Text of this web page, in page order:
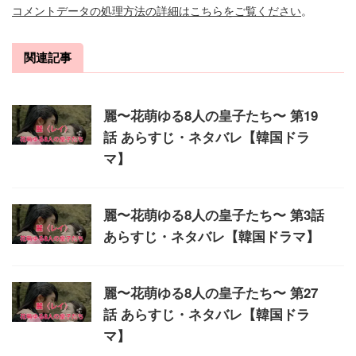
コメントデータの処理方法の詳細はこちらをご覧ください。
関連記事
麗〜花萌ゆる8人の皇子たち〜 第19
話 あらすじ・ネタバレ【韓国ドラ
マ】
麗〜花萌ゆる8人の皇子たち〜 第3話
あらすじ・ネタバレ【韓国ドラマ】
麗〜花萌ゆる8人の皇子たち〜 第27
話 あらすじ・ネタバレ【韓国ドラ
マ】